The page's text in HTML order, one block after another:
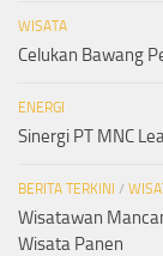
WISATA
Celukan Bawang
ENERGI
Sinergi PT MNC
BERITA TERKINI /
Wisatawan
Wisata Panen